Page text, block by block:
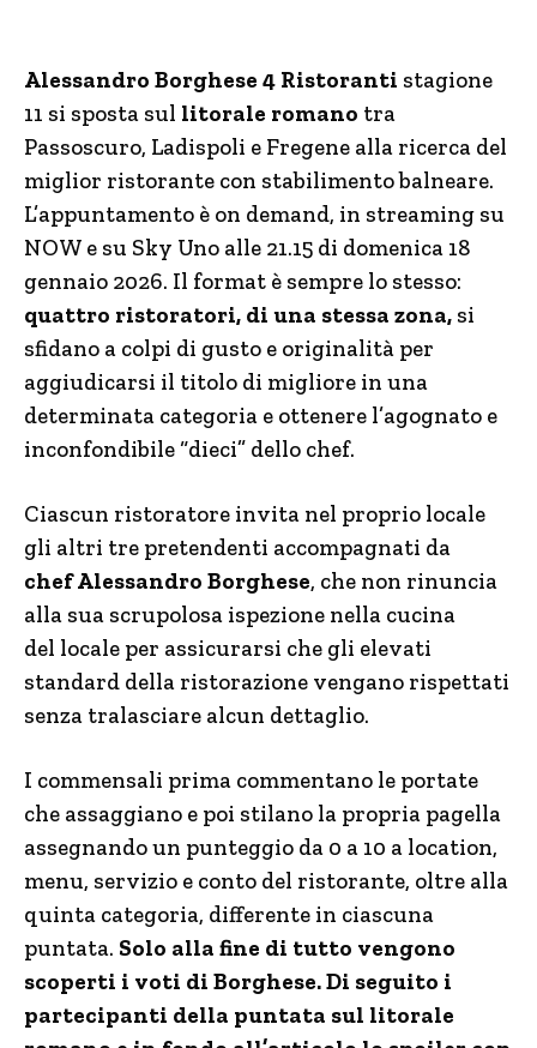
Alessandro Borghese 4 Ristoranti stagione
11 si sposta sul litorale romano tra
Passoscuro, Ladispoli e Fregene alla ricerca del
miglior ristorante con stabilimento balneare.
L’appuntamento è on demand, in streaming su
NOW e su Sky Uno alle 21.15 di domenica 18
gennaio 2026. Il format è sempre lo stesso:
quattro ristoratori, di una stessa zona, si
sfidano a colpi di gusto e originalità per
aggiudicarsi il titolo di migliore in una
determinata categoria e ottenere l’agognato e
inconfondibile “dieci” dello chef.
Ciascun ristoratore invita nel proprio locale
gli altri tre pretendenti accompagnati da
chef Alessandro Borghese, che non rinuncia
alla sua scrupolosa ispezione nella cucina
del locale per assicurarsi che gli elevati
standard della ristorazione vengano rispettati
senza tralasciare alcun dettaglio.
I commensali prima commentano le portate
che assaggiano e poi stilano la propria pagella
assegnando un punteggio da 0 a 10 a location,
menu, servizio e conto del ristorante, oltre alla
quinta categoria, differente in ciascuna
puntata. Solo alla fine di tutto vengono
scoperti i voti di Borghese. Di seguito i
partecipanti della puntata sul litorale